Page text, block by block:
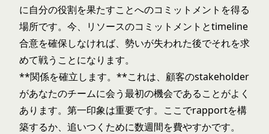
に自分の役割を果たすことへのコミットメントを得る
場所です。今、リソースのコミットメントとtimeline
合意を確保しなければ、勢いが失われた後でそれを求
めて戦うことになります。
**関係を確立します。**これは、顧客のstakeholder
があなたのチームに会う最初の機会であることがよく
あります。第一印象は重要です。ここでrapportを構
築するか、追いつくために数週間を費やすかです。